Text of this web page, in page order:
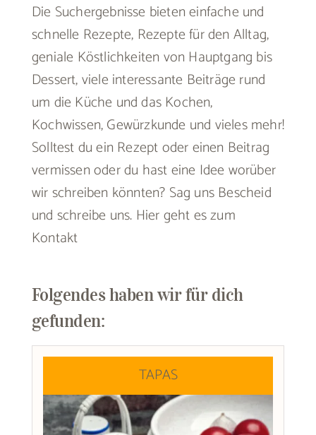
Die Suchergebnisse bieten einfache und
schnelle Rezepte, Rezepte für den Alltag,
geniale Köstlichkeiten von Hauptgang bis
Dessert, viele interessante Beiträge rund
um die Küche und das Kochen,
Kochwissen, Gewürzkunde und vieles mehr!
Solltest du ein Rezept oder einen Beitrag
vermissen oder du hast eine Idee worüber
wir schreiben könnten? Sag uns Bescheid
und schreibe uns. Hier geht es zum
Kontakt
Folgendes haben wir für dich
gefunden:
TAPAS